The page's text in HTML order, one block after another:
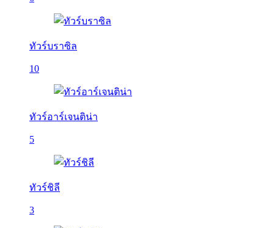
ทัวร์บราซิล
10
ทัวร์อาร์เจนติน่า
5
ทัวร์ชิลี
3